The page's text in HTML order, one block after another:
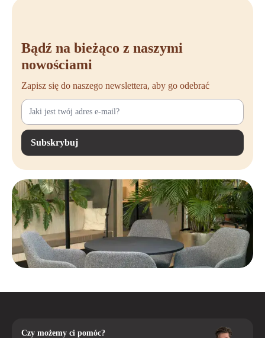
Bądź na bieżąco z naszymi
nowościami
Zapisz się do naszego newslettera, aby go odebrać
Subskrybuj
Czy możemy ci pomóc?